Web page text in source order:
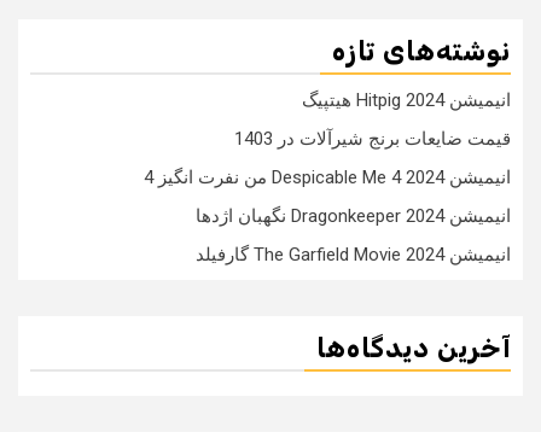
نوشته‌های تازه
انیمیشن Hitpig 2024 هیتپیگ
قیمت ضایعات برنج شیرآلات در 1403
انیمیشن Despicable Me 4 2024 من نفرت انگیز 4
انیمیشن Dragonkeeper 2024 نگهبان اژدها
انیمیشن The Garfield Movie 2024 گارفیلد
آخرین دیدگاه‌ها